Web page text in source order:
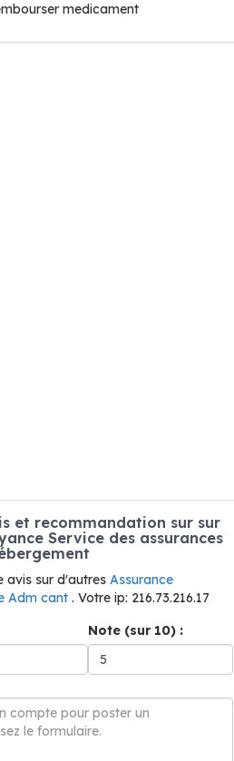
medicament
et recommandation sur sur
Service des assurances
avis sur d'autres Assurance
Adm cant . Votre ip: 216.73.216.17
Note (sur 10) :